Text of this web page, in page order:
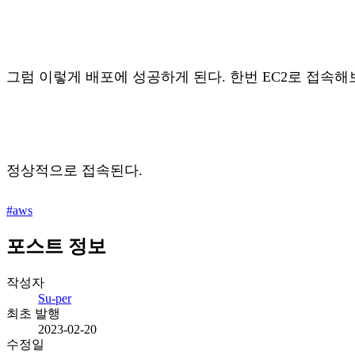
그럼 이렇게 배포에 성공하게 된다. 한번 EC2로 접속해
정상적으로 접속된다.
#aws
포스트 정보
작성자
Su-per
최초 발행
2023-02-20
수정일